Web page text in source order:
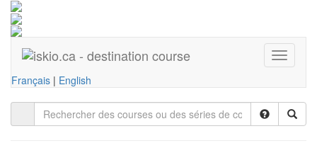
Toggle
Français | English